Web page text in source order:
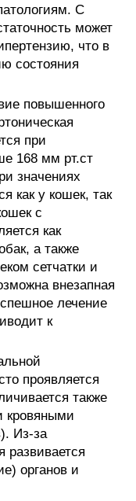
С
может
что в
состояния
повышенного
при
168 мм рт.ст
значениях
как у кошек, так
с
как
а также
сетчатки и
внезапная
лечение
к
проявляется
также
кровяными
Из-за
развивается
органов и